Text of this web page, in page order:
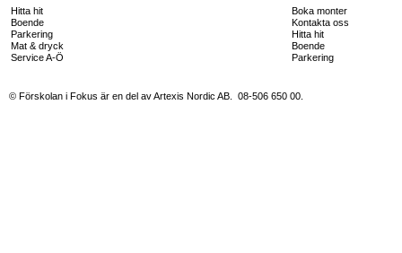
Hitta hit
Boende
Parkering
Mat & dryck
Service A-Ö
Boka monter
Kontakta oss
Hitta hit
Boende
Parkering
© Förskolan i Fokus är en del av Artexis Nordic AB. 08-506 650 00.